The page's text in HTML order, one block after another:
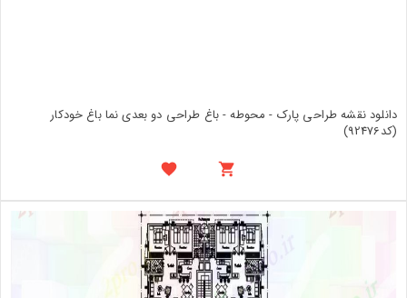
دانلود نقشه طراحی پارک - محوطه - باغ طراحی دو بعدی نما باغ خودکار
(کد92476)